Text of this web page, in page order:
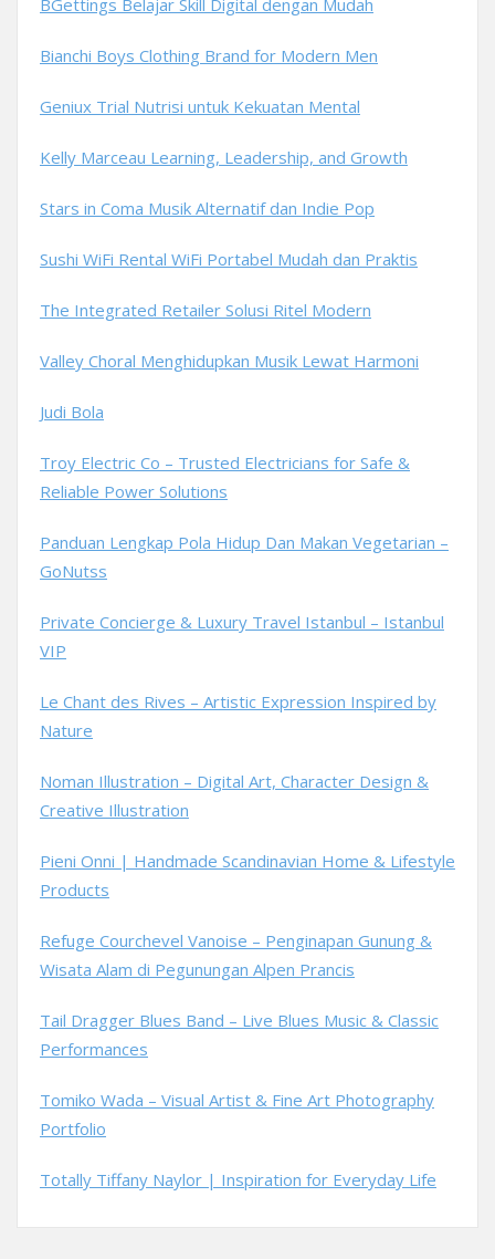
BGettings Belajar Skill Digital dengan Mudah
Bianchi Boys Clothing Brand for Modern Men
Geniux Trial Nutrisi untuk Kekuatan Mental
Kelly Marceau Learning, Leadership, and Growth
Stars in Coma Musik Alternatif dan Indie Pop
Sushi WiFi Rental WiFi Portabel Mudah dan Praktis
The Integrated Retailer Solusi Ritel Modern
Valley Choral Menghidupkan Musik Lewat Harmoni
Judi Bola
Troy Electric Co – Trusted Electricians for Safe &
Reliable Power Solutions
Panduan Lengkap Pola Hidup Dan Makan Vegetarian –
GoNutss
Private Concierge & Luxury Travel Istanbul – Istanbul
VIP
Le Chant des Rives – Artistic Expression Inspired by
Nature
Noman Illustration – Digital Art, Character Design &
Creative Illustration
Pieni Onni | Handmade Scandinavian Home & Lifestyle
Products
Refuge Courchevel Vanoise – Penginapan Gunung &
Wisata Alam di Pegunungan Alpen Prancis
Tail Dragger Blues Band – Live Blues Music & Classic
Performances
Tomiko Wada – Visual Artist & Fine Art Photography
Portfolio
Totally Tiffany Naylor | Inspiration for Everyday Life